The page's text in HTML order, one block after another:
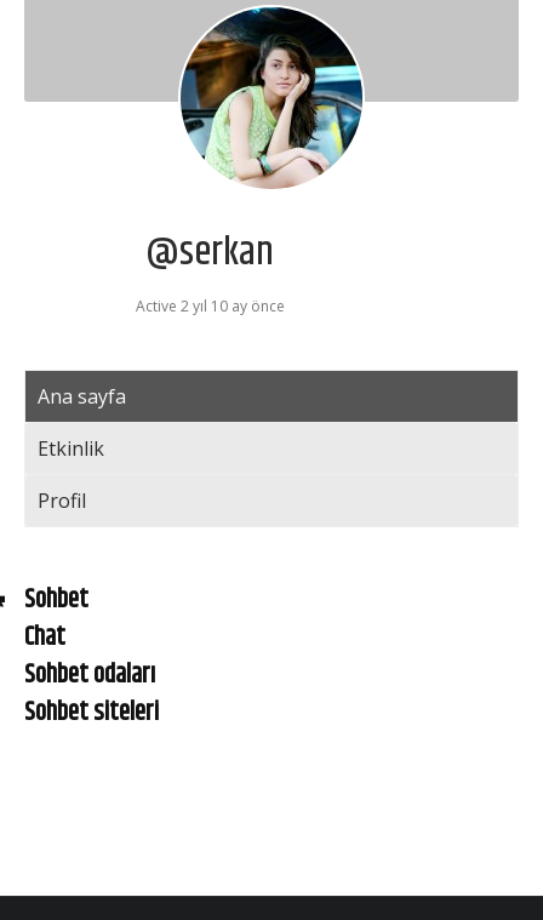
@serkan
Active 2 yıl 10 ay önce
Ana sayfa
Etkinlik
Profil
Sohbet
Chat
Sohbet odaları
Sohbet siteleri